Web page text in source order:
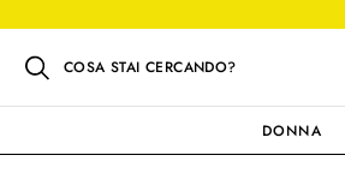
COSA STAI CERCANDO?
DONNA